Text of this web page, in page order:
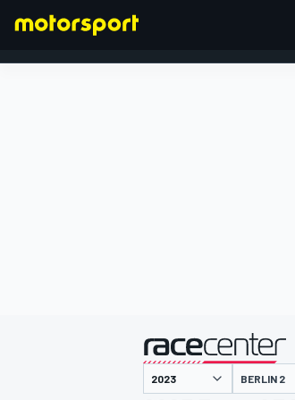
BERLIN 2